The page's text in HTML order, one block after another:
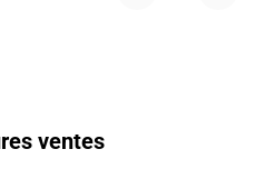
ventes